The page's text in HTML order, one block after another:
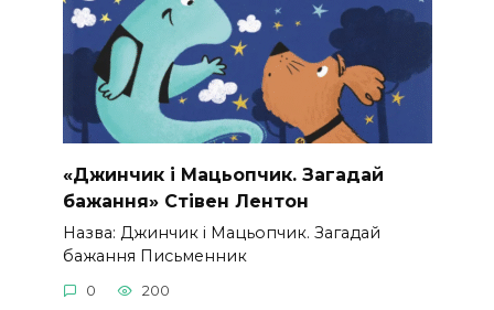
«Джинчик і Мацьопчик. Загадай
бажання» Стівен Лентон
Назва: Джинчик і Мацьопчик. Загадай
бажання Письменник
0 200